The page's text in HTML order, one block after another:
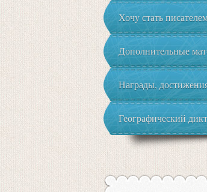
Хочу стать
Дополнительные
Награды,
Географический